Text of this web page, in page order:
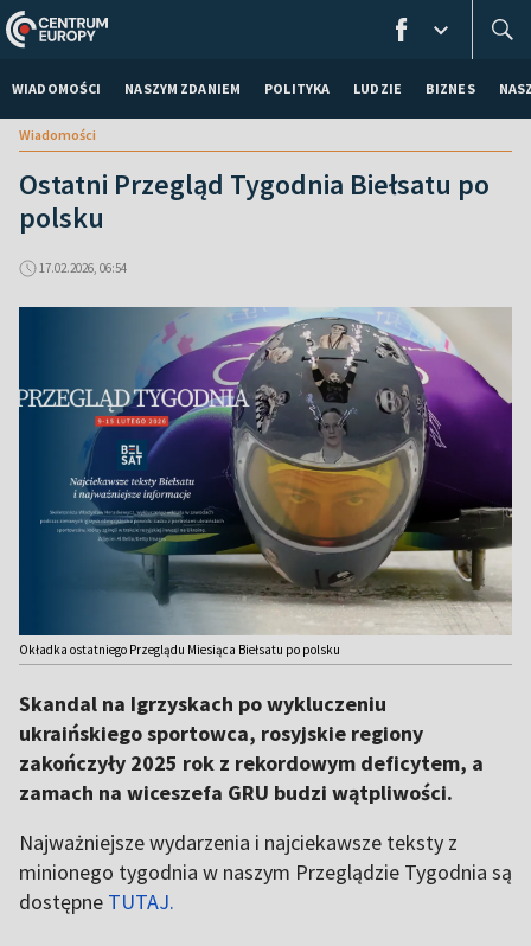
WIADOMOŚCI NASZYM ZDANIEM POLITYKA LUDZIE BIZNES
Wiadomości
Ostatni Przegląd Tygodnia Biełsatu po
polsku
17.02.2026, 06:54
Okładka ostatniego Przeglądu Miesiąca Biełsatu po polsku
Skandal na Igrzyskach po wykluczeniu
ukraińskiego sportowca, rosyjskie regiony
zakończyły 2025 rok z rekordowym deficytem, a
zamach na wiceszefa GRU budzi wątpliwości.
Najważniejsze wydarzenia i najciekawsze teksty z
minionego tygodnia w naszym Przeglądzie Tygodnia są
dostępne TUTAJ.